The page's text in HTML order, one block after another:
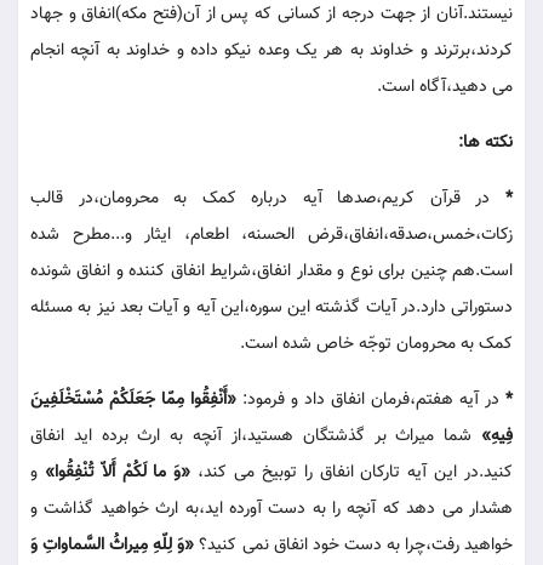
نیستند.آنان از جهت درجه از کسانی که پس از آن(فتح مکه)انفاق و جهاد
کردند،برترند و خداوند به هر یک وعده نیکو داده و خداوند به آنچه انجام
می دهید،آگاه است.
نکته ها:
* در قرآن کریم،صدها آیه درباره کمک به محرومان،در قالب
زکات،خمس،صدقه،انفاق،قرض الحسنه، اطعام، ایثار و...مطرح شده
است.هم چنین برای نوع و مقدار انفاق،شرایط انفاق کننده و انفاق شونده
دستوراتی دارد.در آیات گذشته این سوره،این آیه و آیات بعد نیز به مسئله
کمک به محرومان توجّه خاص شده است.
* در آیه هفتم،فرمان انفاق داد و فرمود: «أَنْفِقُوا مِمّا جَعَلَکُمْ مُسْتَخْلَفِینَ
فِیهِ» شما میراث بر گذشتگان هستید،از آنچه به ارث برده اید انفاق
کنید.در این آیه تارکان انفاق را توبیخ می کند، «وَ ما لَکُمْ أَلاّ تُنْفِقُوا» و
هشدار می دهد که آنچه را به دست آورده اید،به ارث خواهید گذاشت و
خواهید رفت،چرا به دست خود انفاق نمی کنید؟«وَ لِلّهِ مِیراثُ السَّماواتِ وَ